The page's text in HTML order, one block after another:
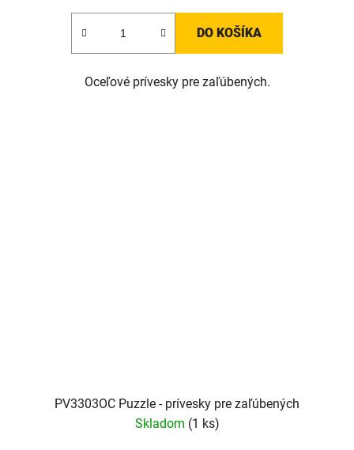
DO KOŠÍKA
Oceľové prívesky pre zaľúbených.
PV3303OC Puzzle - prívesky pre zaľúbených
Skladom (1 ks)